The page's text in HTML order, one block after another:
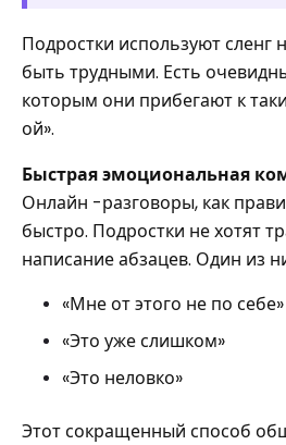
Подростки используют сленг
быть трудными. Есть
которым они прибегают к
ой».
Быстрая эмоциональная
Онлайн -разговоры, как
быстро. Подростки не хотят
написание абзацев. Один из
«Мне от этого не по себе»
«Это уже слишком»
«Это неловко»
Этот сокращенный способ